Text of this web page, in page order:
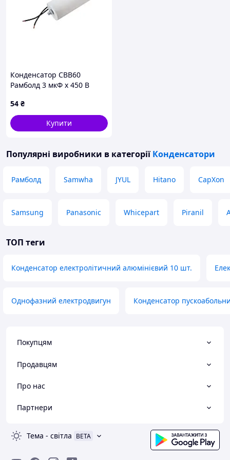
Кабінету
Міністрів
№ 172).
Конденсатор CBB60
Рамболд 3 мкФ x 450 В
54 ₴
Купити
Популярні виробники в категорії Конденсатори
Рамболд Samwha JYUL Hitano CapXon
Samsung Panasonic Whicepart Piranil
ТОП теги
Конденсатор електролітичний алюмінієвий 10 шт.
Однофазний електродвигун Конденсатор
Покупцям
Продавцям
Про нас
Партнери
Тема - світла BETA